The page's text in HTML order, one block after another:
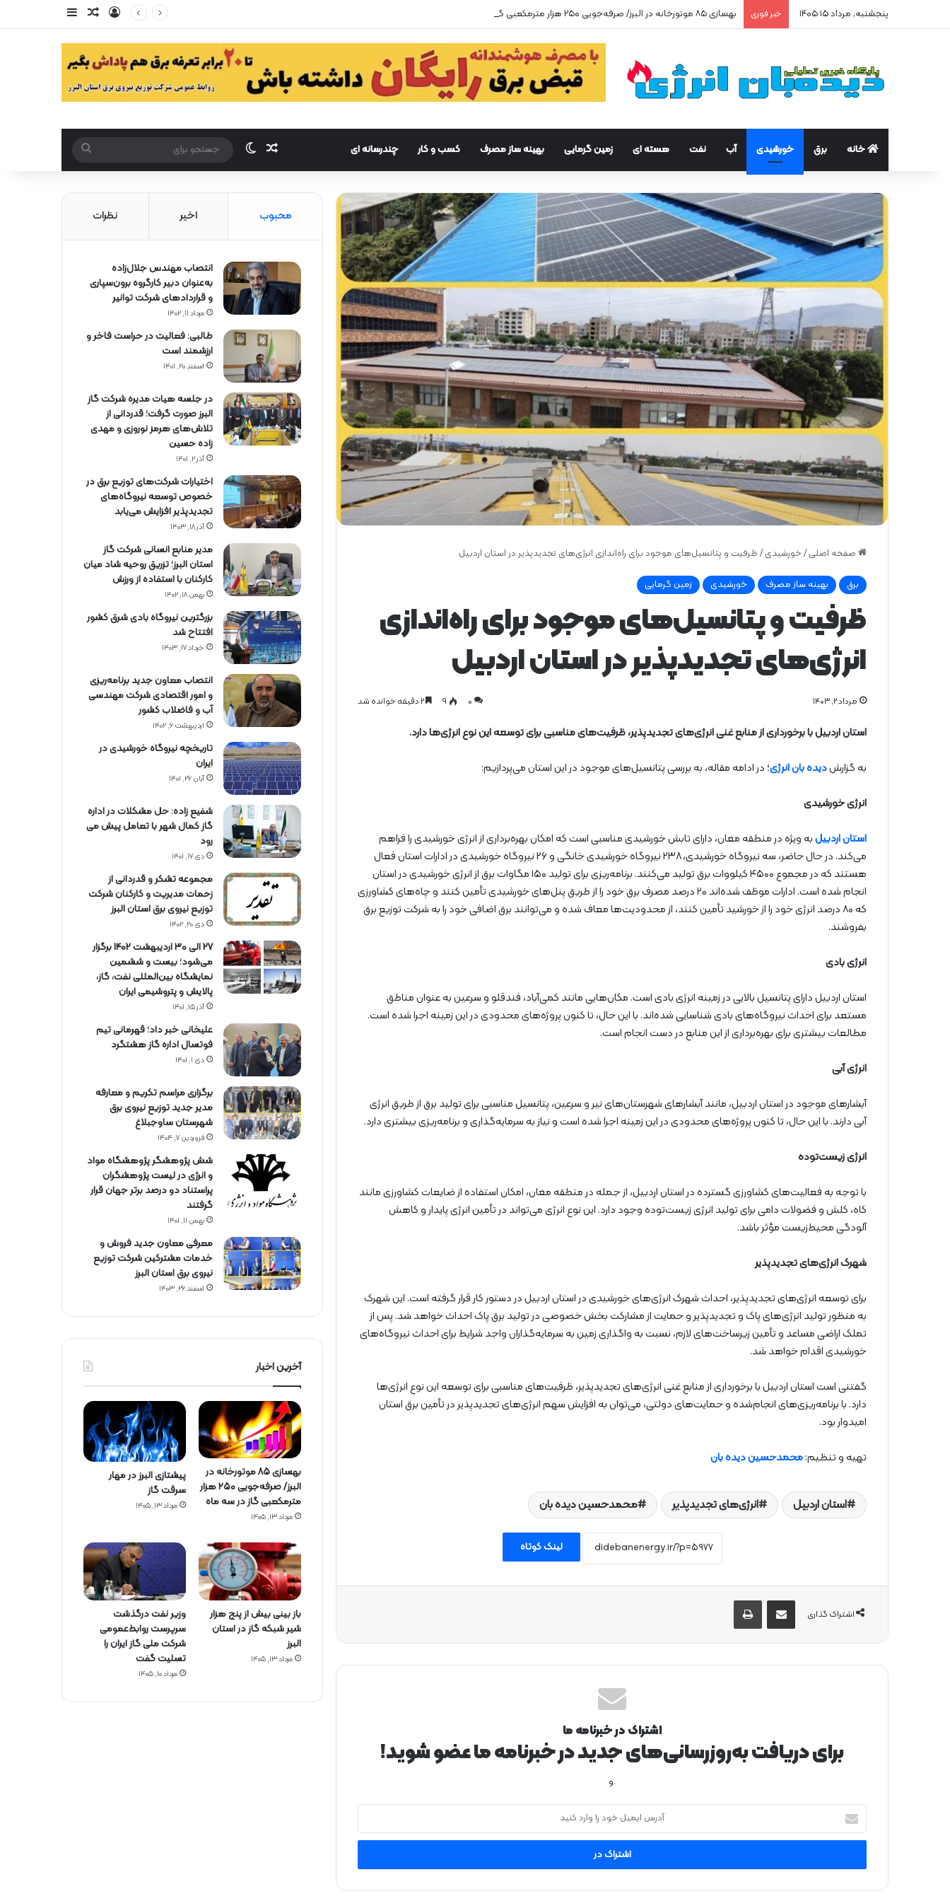
پنجشنبه, مرداد ۱۵ ۱۴۰۵ خبر فوری بهسازی ۸۵ موتورخانه در البرز/ صرفه‌جویی ۲۵۰ هزار مترمکعبی گاز در سه ماه ورود مقاله تصادفی
خانه برق خورشیدی آب نفت هسته ای زمین گرمایی بهینه ساز مصرف کسب و کار چندرسانه ای مقاله تصادفی
تغییر پوست
برای
صفحه اصلی /خورشیدی / ظرفیت و پتانسیل‌های موجود برای راه‌اندازی انرژی‌های تجدیدپذیر در استان اردبیل
برق بهینه ساز مصرف خورشیدی زمین گرمایی
ظرفیت و پتانسیل‌های موجود برای راه‌اندازی
انرژی‌های تجدیدپذیر در استان اردبیل
مرداد ۲, ۱۴۰۳ 0 ۹
استان اردبیل با برخورداری از منابع غنی انرژی‌های تجدیدپذیر، ظرفیت‌های مناسبی برای توسعه این نوع انرژی‌ها دارد.
به گزارشدیده بان انرژی؛ در ادامه مقاله، به بررسی پتانسیل‌های موجود در این استان می‌پردازیم:
انرژی خورشیدی
استان اردبیلبه ‌ویژه در منطقه مغان، دارای تابش خورشیدی مناسبی است که امکان بهره‌برداری از انرژی خورشیدی را فراهم
می‌کند. در حال حاضر، سه نیروگاه خورشیدی، ۲۳۸ نیروگاه خورشیدی خانگی و ۲۶ نیروگاه خورشیدی در ادارات استان فعال
هستند که در مجموع ۴۵۰۰ کیلووات برق تولید می‌کنند. برنامه‌ریزی برای تولید ۱۵۰ مگاوات برق از انرژی خورشیدی در استان
انجام شده است. ادارات موظف شده‌اند ۲۰ درصد مصرف برق خود را از طریق پنل‌های خورشیدی تأمین کنند و چاه‌های کشاورزی
که ۸۰ درصد انرژی خود را از خورشید تأمین کنند، از محدودیت‌ها معاف شده و می‌توانند برق اضافی خود را به شرکت توزیع برق
بفروشند.
انرژی بادی
استان اردبیل دارای پتانسیل بالایی در زمینه انرژی بادی است. مکان‌هایی مانند کمی‌آباد، فندقلو و سرعین به ‌عنوان مناطق
مستعد برای احداث نیروگاه‌های بادی شناسایی شده‌اند. با این حال، تا کنون پروژه‌های محدودی در این زمینه اجرا شده است.
مطالعات بیشتری برای بهره‌برداری از این منابع در دست انجام است.
انرژی آبی
آبشارهای موجود در استان اردبیل، مانند آبشارهای شهرستان‌های نیر و سرعین، پتانسیل مناسبی برای تولید برق از طریق انرژی
آبی دارند. با این حال، تا کنون پروژه‌های محدودی در این زمینه اجرا شده است و نیاز به سرمایه‌گذاری و برنامه‌ریزی بیشتری دارد.
انرژی زیست‌توده
با توجه به فعالیت‌های کشاورزی گسترده در استان اردبیل، از جمله در منطقه مغان، امکان استفاده از ضایعات کشاورزی مانند
کاه، کلش و فضولات دامی برای تولید انرژی زیست‌توده وجود دارد. این نوع انرژی می‌تواند در تأمین انرژی پایدار و کاهش
آلودگی محیط‌زیست مؤثر باشد.
شهرک انرژی‌های تجدیدپذیر
برای توسعه انرژی‌های تجدیدپذیر، احداث شهرک انرژی‌های خورشیدی در استان اردبیل در دستور کار قرار گرفته است. این شهرک
به ‌منظور تولید انرژی‌های پاک و تجدیدپذیر و حمایت از مشارکت بخش خصوصی در تولید برق پاک احداث خواهد شد. پس از
تملک اراضی مساعد و تأمین زیرساخت‌های لازم، نسبت به واگذاری زمین به سرمایه‌گذاران واجد شرایط برای احداث نیروگاه‌های
خورشیدی اقدام خواهد شد.
گفتنی است استان اردبیل با برخورداری از منابع غنی انرژی‌های تجدیدپذیر، ظرفیت‌های مناسبی برای توسعه این نوع انرژی‌ها
دارد. با برنامه‌ریزی‌های انجام‌شده و حمایت‌های دولتی، می‌توان به افزایش سهم انرژی‌های تجدیدپذیر در تأمین برق استان
امیدوار بود.
تهیه و تنظیم:محمدحسین دیده بان
استان اردبیل انرژی‌های تجدیدپذیر محمدحسین دیده بان
لینک کوتاه
اشتراک گذاری
از طریق ایمیل به اشتراک بگذارید
اشتراک در خبرنامه ما
برای دریافت به‌روزرسانی‌های جدید در خبرنامه ما عضو شوید!
.و
آ
ر
ا
محبوب اخیر نظرات
انتصاب مهندس جلال‌زاده
به‌عنوان دبیر كارگروه برون‌سپاری
و قراردادهای شركت توانیر
مرداد ۱۱, ۱۴۰۲
طالبی: فعالیت در حراست فاخر و
ارزشمند است
اسفند ۲۰, ۱۴۰۱
در جلسه هیات مدیره شرکت گاز
البرز صورت گرفت؛ قدردانی از
تلاش‌های هرمز نوروزی و مهدی
زاده حسین
آذر ۲, ۱۴۰۱
اختیارات شرکت‌های توزیع برق در
خصوص توسعه نیروگاه‌های
تجدیدپذیر افزایش می‌یابد
آذر ۱۸, ۱۴۰۳
مدیر منابع انسانی شرکت گاز
استان البرز؛ تزریق روحیه شاد میان
کارکنان با استفاده از ورزش
بهمن ۱۸, ۱۴۰۲
بزرگترین نیروگاه بادی شرق کشور
افتتاح شد
خرداد ۱۷, ۱۴۰۳
انتصاب معاون جدید برنامه‌ریزی
و امور اقتصادی شرکت مهندسی
آب و فاضلاب کشور
اردیبهشت ۶, ۱۴۰۲
تاریخچه نیروگاه خورشیدی در
ایران
آبان ۲۶, ۱۴۰۱
شفیع زاده: حل مشکلات در اداره
گاز کمال شهر با تعامل پیش می
رود
دی ۱۷, ۱۴۰۱
مجموعه تشکر و قدردانی از
زحمات مدیریت و کارکنان شرکت
توزیع نیروی برق استان البرز
دی ۲۰, ۱۴۰۲
27 الی 30 اردیبهشت 1402 برگزار
می‌شود؛ بیست و ششمین
نمایشگاه بین‌المللی نفت، گاز،
پالایش و پتروشیمی ایران
آذر ۱۵, ۱۴۰۱
علیخانی خبر داد؛ قهرمانی تیم
فوتسال اداره گاز هشتگرد
دی ۱, ۱۴۰۱
برگزاری مراسم تكریم و معارفه
مدیر جدید توزیع نیروی برق
شهرستان ساوجبلاغ
فروردین ۷, ۱۴۰۴
شش پژوهشگر پژوهشگاه مواد
و انرژی در لیست پژوهشگران
پراستناد دو درصد برتر جهان قرار
گرفتند
بهمن ۱۱, ۱۴۰۱
معرفی معاون جدید فروش و
خدمات مشتركین شركت توزیع
نیروی برق استان البرز
اسفند ۲۶, ۱۴۰۳
آخرین اخبار
بهسازی ۸۵ موتورخانه در
البرز/ صرفه‌جویی ۲۵۰ هزار
مترمکعبی گاز در سه ماه
مرداد ۱۳, ۱۴۰۵
پیشتازی البرز در مهار
سرقت گاز
مرداد ۱۳, ۱۴۰۵
باز بینی بیش از پنج هزار
شیر شبکه گاز در استان
البرز
مرداد ۱۳, ۱۴۰۵
وزیر نفت درگذشت
سرپرست روابط‌عمومی
شرکت ملی گاز ایران را
تسلیت گفت
مرداد ۱۰, ۱۴۰۵